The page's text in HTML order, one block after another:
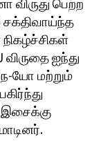
விருது பெற்ற
ஐந்து
யோ மற்றும்